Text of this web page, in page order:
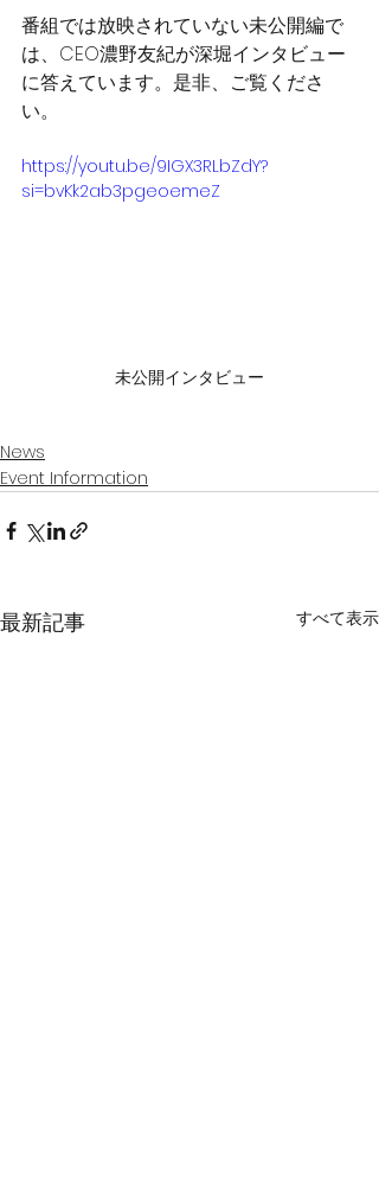
番組では放映されていない未公開編で
は、CEO濃野友紀が深堀インタビュー
に答えています。是非、ご覧くださ
い。
https://youtu.be/9IGX3RLbZdY?
si=bvKk2ab3pgeoemeZ
未公開インタビュー
News
Event Information
最新記事 すべて表示